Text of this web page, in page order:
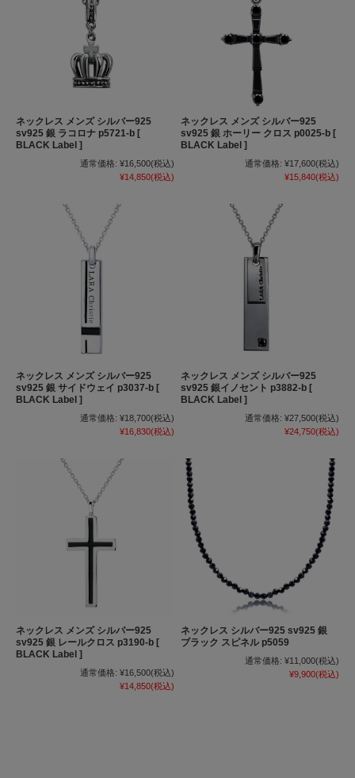
ネックレス メンズ シルバー925
sv925 銀 ラコロナ p5721-b [
BLACK Label ]
通常価格: ¥16,500(税込)
¥14,850(税込)
ネックレス メンズ シルバー925
sv925 銀 ホーリー クロス p0025-b [
BLACK Label ]
通常価格: ¥17,600(税込)
¥15,840(税込)
ネックレス メンズ シルバー925
sv925 銀 サイドウェイ p3037-b [
BLACK Label ]
通常価格: ¥18,700(税込)
¥16,830(税込)
ネックレス メンズ シルバー925
sv925 銀イノセント p3882-b [
BLACK Label ]
通常価格: ¥27,500(税込)
¥24,750(税込)
ネックレス メンズ シルバー925
sv925 銀 レールクロス p3190-b [
BLACK Label ]
通常価格: ¥16,500(税込)
¥14,850(税込)
ネックレス シルバー925 sv925 銀
ブラック スピネル p5059
通常価格: ¥11,000(税込)
¥9,900(税込)